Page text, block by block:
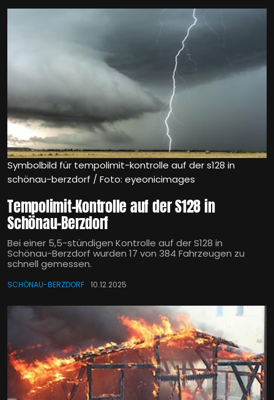
Symbolbild für tempolimit-kontrolle auf der s128 in
schönau-berzdorf / Foto: eyeonicimages
Tempolimit-Kontrolle auf der S128 in
Schönau-Berzdorf
Bei einer 5,5-stündigen Kontrolle auf der S128 in
Schönau-Berzdorf wurden 17 von 384 Fahrzeugen zu
schnell gemessen.
SCHÖNAU-BERZDORF 10.12.2025